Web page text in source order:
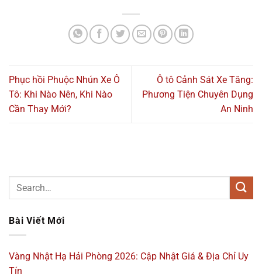
Phục hồi Phuộc Nhún Xe Ô
Tô: Khi Nào Nên, Khi Nào
Cần Thay Mới?
Ô tô Cảnh Sát Xe Tăng:
Phương Tiện Chuyên Dụng
An Ninh
Bài Viết Mới
Vàng Nhật Hạ Hải Phòng 2026: Cập Nhật Giá & Địa Chỉ Uy
Tín